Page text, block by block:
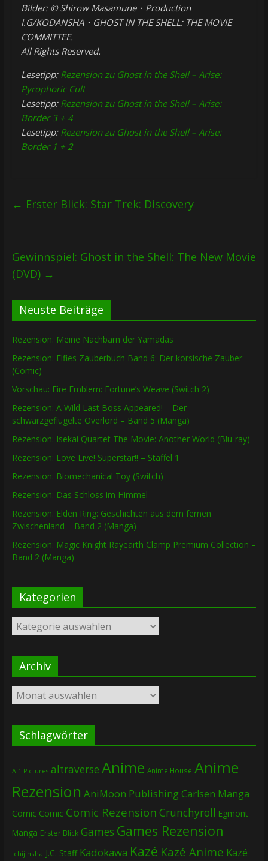
Bilder: © Shirow Masamune・Production
I.G/KODANSHA・GHOST IN THE SHELL: THE MOVIE
COMMITTEE.
All Rights Reserved.
Lesetipp: Rezension zu Ghost in the Shell – Arise:
Pyrophoric Cult
Lesetipp: Rezension zu Ghost in the Shell – Arise:
Border 3 + 4
Lesetipp: Rezension zu Ghost in the Shell – Arise:
Border 1 + 2
← Erster Blick: Star Trek: Discovery
Gewinnspiel: Ghost in the Shell: The New Movie
(DVD) →
Neuste Beiträge
Rezension: Meine Nachbarn der Yamadas
Rezension: Elfies Zauberbuch Band 6: Der korsische Zauber
(Comic)
Vorschau: Fire Emblem: Fortune’s Weave (Switch 2)
Rezension: A Wild Last Boss Appeared! – Der
schwarzgeflügelte Overlord – Band 5 (Manga)
Rezension: Isekai Quartet The Movie: Another World (Blu-ray)
Rezension: Love Live! Superstar!! – Staffel 1
Rezension: Biomechanical Toy (Switch)
Rezension: Das Schloss im Himmel
Rezension: Elden Ring: Geschichten aus dem fernen
Zwischenland – Band 2 (Manga)
Rezension: Magic Knight Rayearth Clamp Premium Collection –
Band 2 (Manga)
Kategorien
Kategorien
Archiv
Archiv
Schlagwörter
A-1 Pictures altraverse Anime Anime House Anime
Rezension AniMoon PublishingCarlsen Manga
Comic Comic Comic Rezension Crunchyroll Egmont
Manga Erster Blick Games Games Rezension
Ichijinsha J.C. Staff Kadokawa Kazé Kazé Anime Kazé